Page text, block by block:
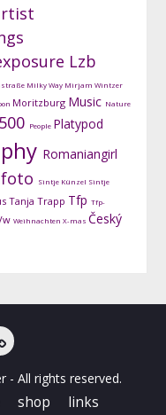
Lzb
Milky Way Mirjam Wintzer
Moritzburg Music Nature
People Platypod
Romaniangirl
Sintje Künzel Sintje
Tanja Trapp Tfp Tfp-
Weihnachten X-mas Český
- All rights reserved.
shop links